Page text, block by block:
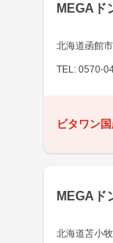
MEGAド
北海道函館
TEL: 0570-
ビタワン
MEGAド
北海道苫小